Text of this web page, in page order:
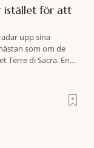
istället för att
upp sina
som om de
Terre di Sacra. En